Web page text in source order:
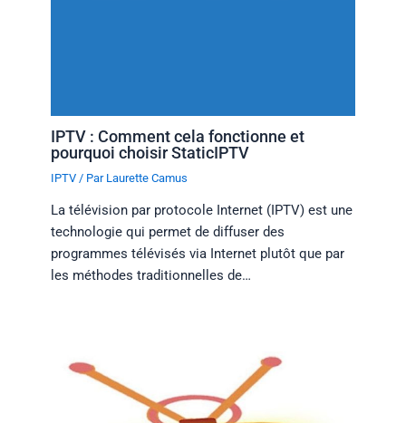
IPTV : Comment cela fonctionne et
pourquoi choisir StaticIPTV
IPTV / Par Laurette Camus
La télévision par protocole Internet (IPTV) est une
technologie qui permet de diffuser des
programmes télévisés via Internet plutôt que par
les méthodes traditionnelles de…